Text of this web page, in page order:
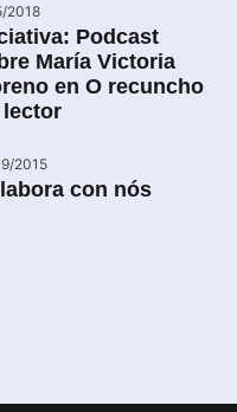
2018
Podcast
María Victoria
en O recuncho
2015
con nós